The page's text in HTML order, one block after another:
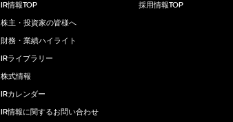
IR情報TOP
株主・投資家の皆様へ
財務・業績ハイライト
IRライブラリー
株式情報
IRカレンダー
IR情報に関するお問い合わせ
採用情報TOP